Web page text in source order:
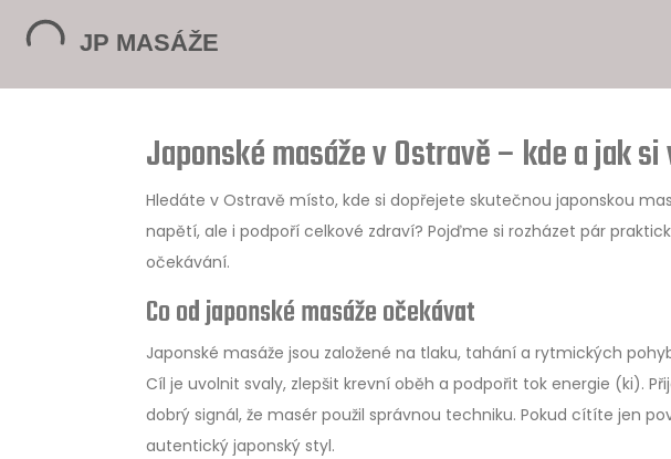
Japonské masáže v Ostravě – kde a jak
Hledáte v Ostravě místo, kde si dopřejete skutečnou japonskou
napětí, ale i podpoří celkové zdraví? Pojďme si rozházet pár
očekávání.
Co od japonské masáže očekávat
Japonské masáže jsou založené na tlaku, tahání a rytmických
Cíl je uvolnit svaly, zlepšit krevní oběh a podpořit tok energie (ki).
dobrý signál, že masér použil správnou techniku. Pokud cítíte jen
autentický japonský styl.